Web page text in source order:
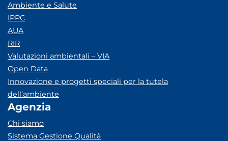
Ambiente e Salute
IPPC
AUA
RIR
Valutazioni ambientali – VIA
Open Data
Innovazione e progetti speciali per la tutela
dell’ambiente
Agenzia
Chi siamo
Sistema Gestione Qualità